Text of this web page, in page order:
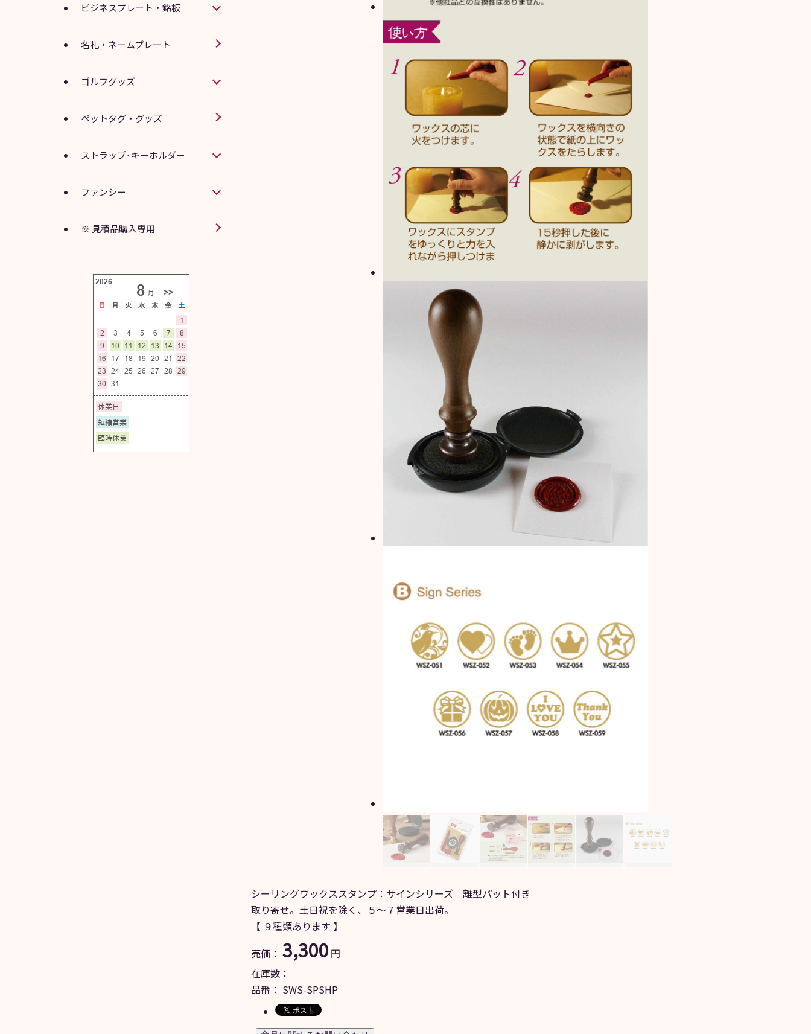
シーリングワックススタンプ：サインシリーズ 離型パット付き
取り寄せ。土日祝を除く、５～７営業日出荷。
【 ９種類あります 】
売価： 3,300 円
在庫数：
品番： SWS-SPSHP
ビジネスプレート・銘板
名札・ネームプレート
ゴルフグッズ
ペットタグ・グッズ
ストラップ･キーホルダー
ファンシー
※ 見積品購入専用